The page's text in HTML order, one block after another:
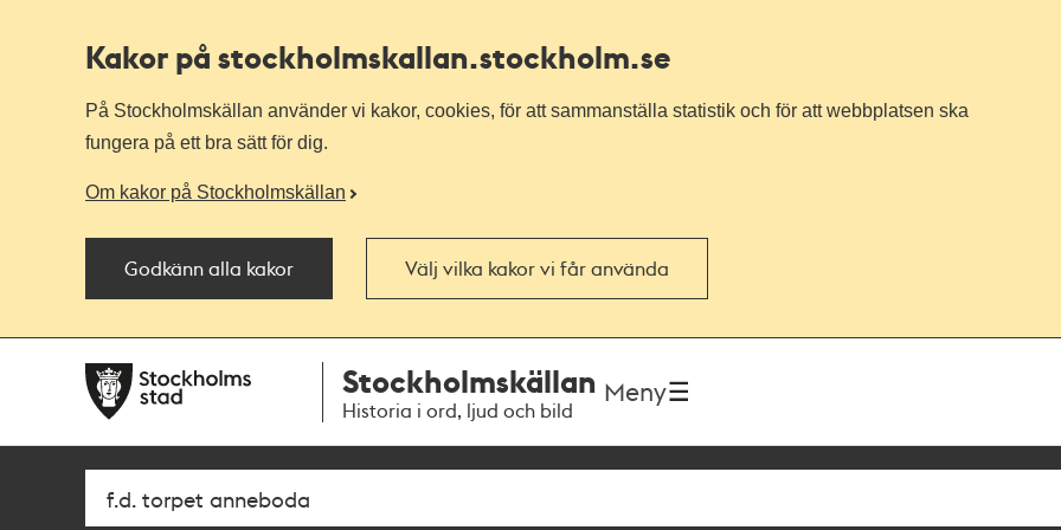
Kakor på stockholmskallan.stockholm.se
På Stockholmskällan använder vi kakor, cookies, för att sammanställa statistik och för att webbplatsen ska
fungera på ett bra sätt för dig.
Om kakor på Stockholmskällan
Godkänn alla kakor Välj vilka kakor vi får använda
navigationen
huvudinnehållet
Stockholmskällan
Historia i ord, ljud och bild
Meny
Sök